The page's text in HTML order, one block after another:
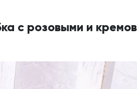
корзины
День рождения
Любовь
Мужчине
Папе
Ребенку
с розовыми и